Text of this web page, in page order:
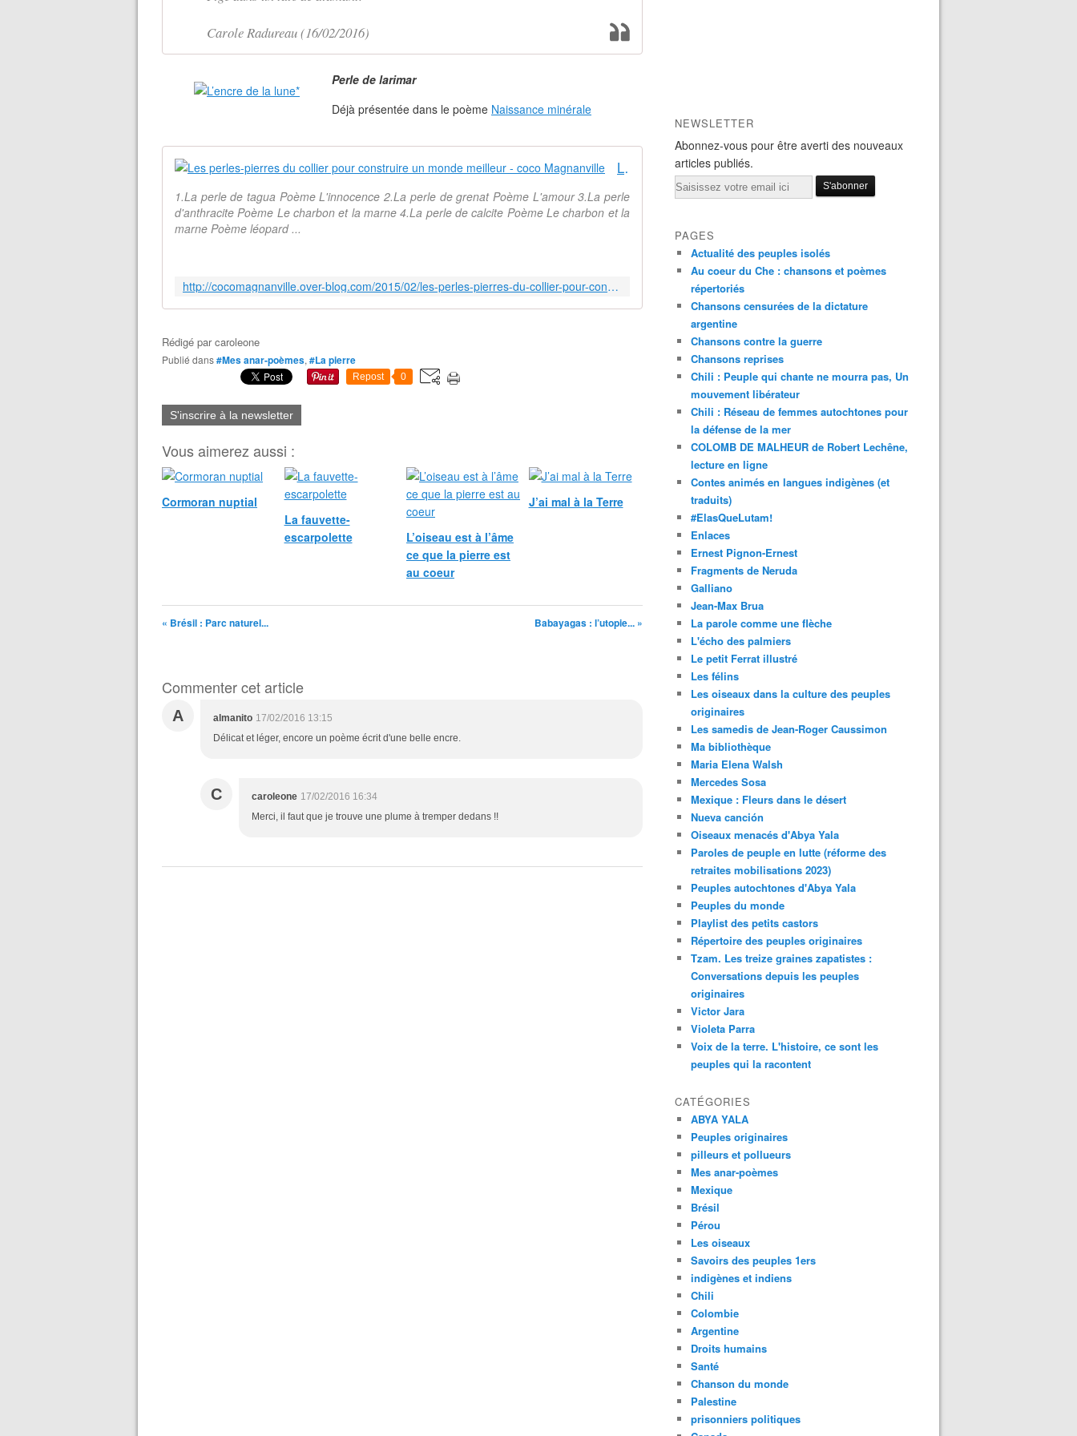
Carole Radureau (16/02/2016)
Perle de larimar
Déjà présentée dans le poème Naissance minérale
Les perles-pierres du collier pour construire un monde meilleur - coco Magnanville
1.La perle de tagua Poème L'innocence 2.La perle de grenat Poème L'amour 3.La perle
d'anthracite Poème Le charbon et la marne 4.La perle de calcite Poème Le charbon et la
marne Poème léopard ...
http://cocomagnanville.over-blog.com/2015/02/les-perles-pierres-du-collier-pour-construire-un-monde-meilleur.html
Rédigé parcaroleone
Publié dans#Mes anar-poèmes, #La pierre
Repost 0
S'inscrire à la newsletter
Vous aimerez aussi :
Cormoran nuptial
La fauvette-
escarpolette
L’oiseau est à l’âme
ce que la pierre est
au coeur
J’ai mal à la Terre
« Brésil : Parc naturel... Babayagas : l’utopie... »
Commenter cet article
A almanito 17/02/2016 13:15
Délicat et léger, encore un poème écrit d'une belle encre.
C caroleone 17/02/2016 16:34
Merci, il faut que je trouve une plume à tremper dedans !!
NEWSLETTER
Abonnez-vous pour être averti des nouveaux
articles publiés.
Email
PAGES
Actualité des peuples isolés
Au coeur du Che : chansons et poèmes
répertoriés
Chansons censurées de la dictature
argentine
Chansons contre la guerre
Chansons reprises
Chili : Peuple qui chante ne mourra pas, Un
mouvement libérateur
Chili : Réseau de femmes autochtones pour
la défense de la mer
COLOMB DE MALHEUR de Robert Lechêne,
lecture en ligne
Contes animés en langues indigènes (et
traduits)
#ElasQueLutam!
Enlaces
Ernest Pignon-Ernest
Fragments de Neruda
Galliano
Jean-Max Brua
La parole comme une flèche
L'écho des palmiers
Le petit Ferrat illustré
Les félins
Les oiseaux dans la culture des peuples
originaires
Les samedis de Jean-Roger Caussimon
Ma bibliothèque
Maria Elena Walsh
Mercedes Sosa
Mexique : Fleurs dans le désert
Nueva canción
Oiseaux menacés d'Abya Yala
Paroles de peuple en lutte (réforme des
retraites mobilisations 2023)
Peuples autochtones d'Abya Yala
Peuples du monde
Playlist des petits castors
Répertoire des peuples originaires
Tzam. Les treize graines zapatistes :
Conversations depuis les peuples
originaires
Victor Jara
Violeta Parra
Voix de la terre. L'histoire, ce sont les
peuples qui la racontent
CATÉGORIES
ABYA YALA
Peuples originaires
pilleurs et pollueurs
Mes anar-poèmes
Mexique
Brésil
Pérou
Les oiseaux
Savoirs des peuples 1ers
indigènes et indiens
Chili
Colombie
Argentine
Droits humains
Santé
Chanson du monde
Palestine
prisonniers politiques